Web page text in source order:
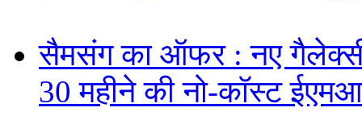
सैमसंग का ऑफर : नए
30 महीने की नो-कॉस्ट